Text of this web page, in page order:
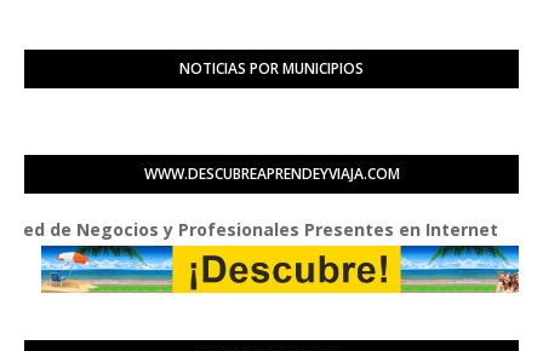
NOTICIAS POR MUNICIPIOS
WWW.DESCUBREAPRENDEYVIAJA.COM
Negocios y Profesionales Presentes en Internet